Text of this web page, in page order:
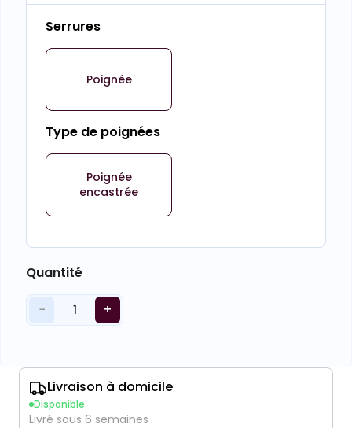
Serrures
Poignée
Type de poignées
Poignée
encastrée
Quantité
− 1 +
Livraison à domicile
Disponible
Livré sous 6 semaines